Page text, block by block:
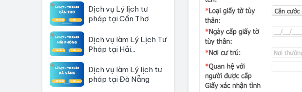
pháp tại Cần Thơ
Pháp tại Hải...
pháp tại Đà Nẵng